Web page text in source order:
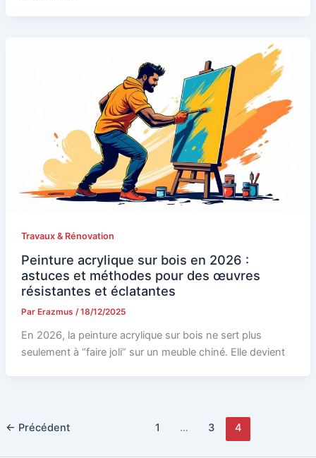
Travaux & Rénovation
Peinture acrylique sur bois en 2026 :
astuces et méthodes pour des œuvres
résistantes et éclatantes
Par Erazmus /18/12/2025
En 2026, la peinture acrylique sur bois ne sert plus
seulement à “faire joli” sur un meuble chiné. Elle devient
← Précédent 1 … 3 4